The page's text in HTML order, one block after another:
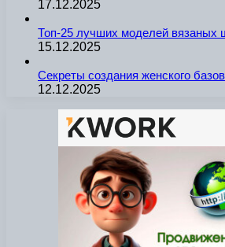
17.12.2025
Топ-25 лучших моделей вязаных
15.12.2025
Секреты создания женского
12.12.2025